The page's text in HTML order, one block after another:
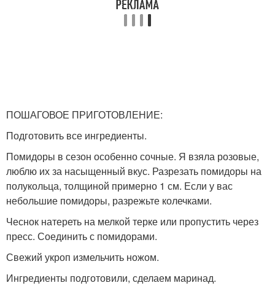
ПОШАГОВОЕ ПРИГОТОВЛЕНИЕ:
Подготовить все ингредиенты.
Помидоры в сезон особенно сочные. Я взяла розовые,
люблю их за насыщенный вкус. Разрезать помидоры на
полукольца, толщиной примерно 1 см. Если у вас
небольшие помидоры, разрежьте колечками.
Чеснок натереть на мелкой терке или пропустить через
пресс. Соединить с помидорами.
Свежий укроп измельчить ножом.
Ингредиенты подготовили, сделаем маринад.